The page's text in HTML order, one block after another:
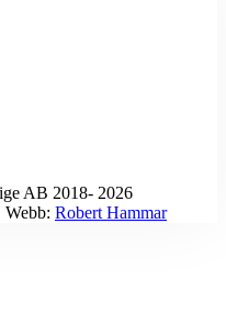
AB 2018- 2026
Webb: Robert Hammar